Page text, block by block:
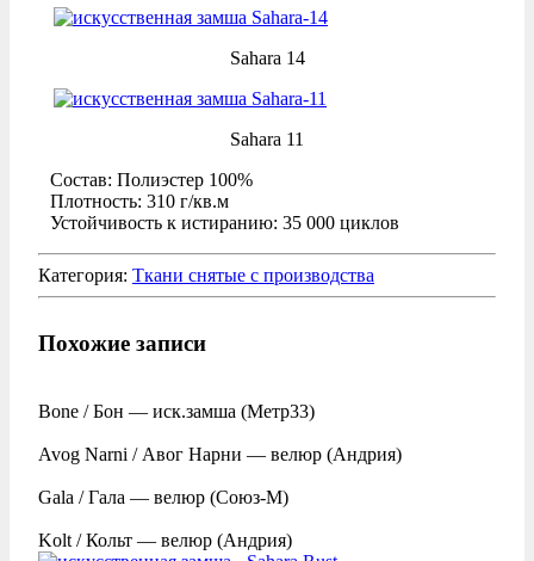
Sahara 14
Sahara 11
Состав: Полиэстер 100%
Плотность: 310 г/кв.м
Устойчивость к истиранию: 35 000 циклов
Категория: Ткани снятые с производства
Похожие записи
Bone / Бон — иск.замша (Метр33)
Avog Narni / Авог Нарни — велюр (Андрия)
Gala / Гала — велюр (Союз-М)
Kolt / Кольт — велюр (Андрия)